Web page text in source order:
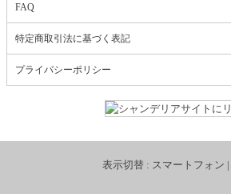
FAQ
特定商取引法に基づく表記
プライバシーポリシー
表示切替 : スマートフォン |